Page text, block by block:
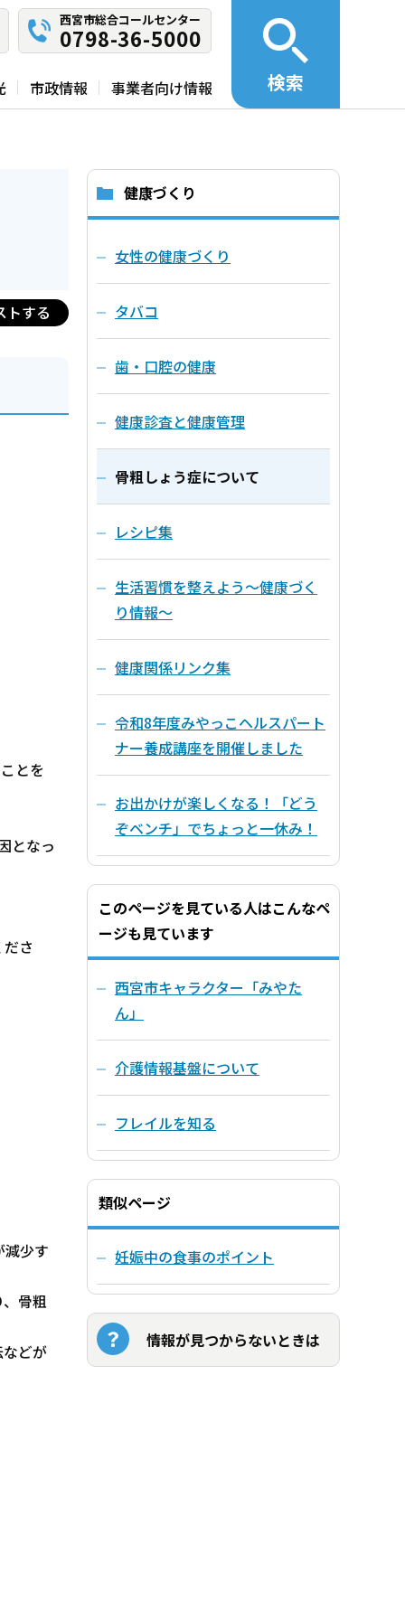
西宮市総合コールセンター
0798-36-5000
市政情報 事業者向け情報 検索
トする
とを
となっ
さ
減少す
骨粗
どが
健康づくり
女性の健康づくり
タバコ
歯・口腔の健康
健康診査と健康管理
骨粗しょう症について
レシピ集
生活習慣を整えよう～健康づく
り情報～
健康関係リンク集
令和8年度みやっこヘルスパート
ナー養成講座を開催しました
お出かけが楽しくなる！「どう
ぞベンチ」でちょっと一休み！
このページを見ている人はこんなペ
ージも見ています
西宮市キャラクター「みやた
ん」
介護情報基盤について
フレイルを知る
類似ページ
妊娠中の食事のポイント
情報が見つからないときは